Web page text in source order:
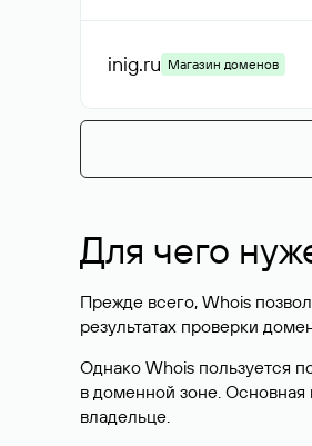
inig.ru Магазин доменов
Для чего
Прежде всего, Whois
результатах проверки
Однако Whois пользуется
в доменной зоне.
владельце.